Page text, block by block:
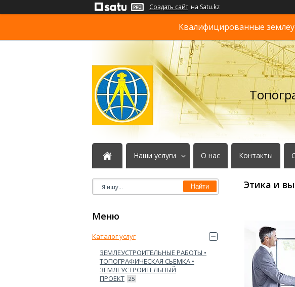
Создать сайт на Satu.kz
Квалифицированные
Наши услуги О нас Контакты
Этика и
Найти
Каталог услуг
ЗЕМЛЕУСТРОИТЕЛЬНЫЕ РАБОТЫ •
ТОПОГРАФИЧЕСКАЯ СЬЕМКА •
ЗЕМЛЕУСТРОИТЕЛЬНЫЙ
ПРОЕКТ 25